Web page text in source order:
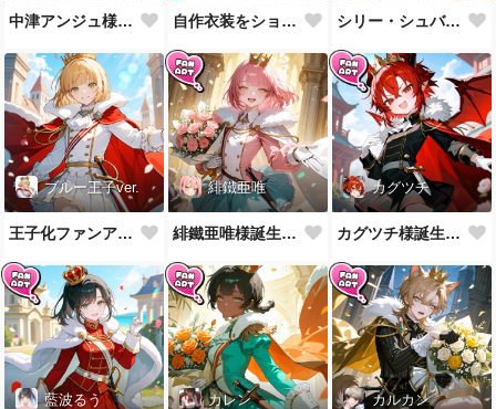
中津アンジュ様誕生祝！ 自作衣装をショーウィンドウに陳列してみた シリー・シュバルツ様誕生祝！
ブルー王子ver.
王子化ファンアート400組到達御礼！
緋鐵亜唯
緋鐵亜唯様誕生祝！
カグツチ
カグツチ様誕生祝！
藍波るう カレン カルカン